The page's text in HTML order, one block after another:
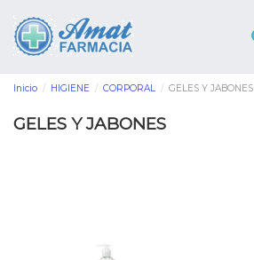
Inicio HIGIENE CORPORAL GELES Y JABONES
GELES Y JABONES